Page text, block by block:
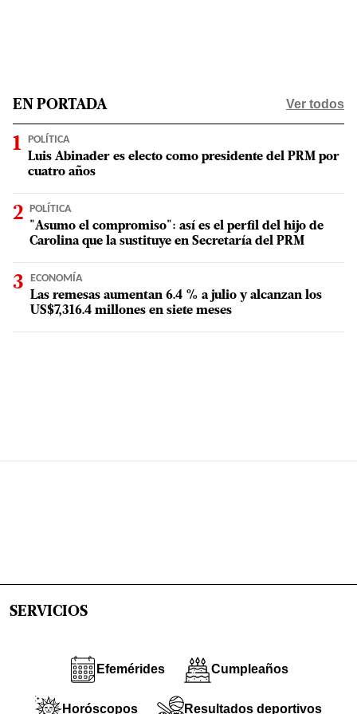
EN PORTADA Ver todos
POLÍTICA
Luis Abinader es electo como presidente del PRM por
cuatro años
POLÍTICA
"Asumo el compromiso": así es el perfil del hijo de
Carolina que la sustituye en Secretaría del PRM
ECONOMÍA
Las remesas aumentan 6.4 % a julio y alcanzan los
US$7,316.4 millones en siete meses
SERVICIOS
Efemérides Cumpleaños
Horóscopos Resultados deportivos